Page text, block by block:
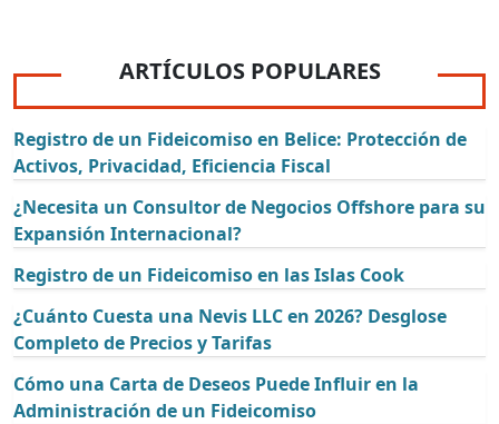
ARTÍCULOS POPULARES
Registro de un Fideicomiso en Belice: Protección de
Activos, Privacidad, Eficiencia Fiscal
¿Necesita un Consultor de Negocios Offshore para su
Expansión Internacional?
Registro de un Fideicomiso en las Islas Cook
¿Cuánto Cuesta una Nevis LLC en 2026? Desglose
Completo de Precios y Tarifas
Cómo una Carta de Deseos Puede Influir en la
Administración de un Fideicomiso